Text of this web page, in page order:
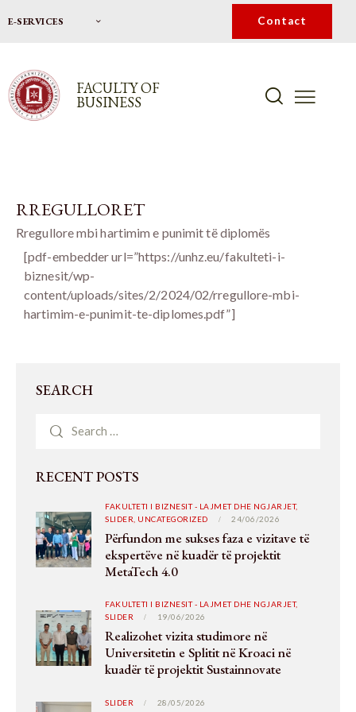
E-SERVICES Contact
FACULTY OF
BUSINESS
RREGULLORET
Rregullore mbi hartimim e punimit të diplomës
[pdf-embedder url=”https://unhz.eu/fakulteti-i-
biznesit/wp-
content/uploads/sites/2/2024/02/rregullore-mbi-
hartimim-e-punimit-te-diplomes.pdf”]
SEARCH
RECENT POSTS
FAKULTETI I BIZNESIT - LAJMET DHE NGJARJET,
SLIDER, UNCATEGORIZED 24/06/2026
Përfundon me sukses faza e vizitave të
ekspertëve në kuadër të projektit
MetaTech 4.0
FAKULTETI I BIZNESIT - LAJMET DHE NGJARJET,
SLIDER
19/06/2026
Realizohet vizita studimore në
Universitetin e Splitit në Kroaci në
kuadër të projektit Sustainnovate
SLIDER 28/05/2026